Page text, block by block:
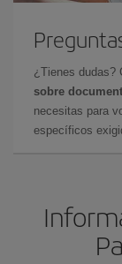
¿Tienes dudas?
sobre
necesitas para
específicos